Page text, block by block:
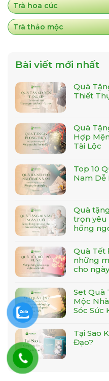
Trà hoa cúc
Trà thảo mộc
Bài viết mới nhất
Quà
Thiết
Quà
Hợp
Tài Lộc
Top 10
Nam Dễ
Quà
trọn yêu
hồng
Quà Tết
những
cho
Set Quà
Mộc
Sóc Sức
Tại Sao
Đạo?